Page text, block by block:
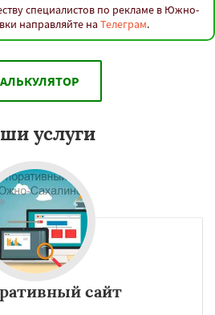
специалистов по рекламе в Южно-
направляйте на Телеграм.
услуги
сайт